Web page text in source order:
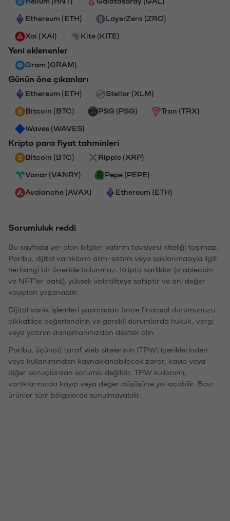
Ethereum (ETH) LayerZero (ZRO)
Xai (XAI) Kite (KITE)
Yeni eklenenler
Gram (GRAM)
Günün öne çıkanları
Ethereum (ETH) Stellar (XLM)
Bitcoin (BTC) PSG (PSG) Tron (TRX)
Waves (WAVES)
Kripto para fiyat tahminleri
Bitcoin (BTC) Ripple (XRP)
Vanar (VANRY) Pepe (PEPE)
Avalanche (AVAX) Ethereum (ETH)
Sorumluluk reddi
Bu sayfada yer alan bilgiler yatırım tavsiyesi niteliği taşımaz.
Paribu, dijital varlıkların alım-satımı veya saklanmasıyla ilgili
herhangi bir öneride bulunmaz. Kripto varlıklar (stablecoin
ve NFT'ler dahil), yüksek volatiliteye sahiptir ve ani değer
kayıpları yaşanabilir.
Dijital varlık işlemleri yapmadan önce finansal durumunuzu
dikkatlice değerlendirin ve gerekli durumlarda hukuk, vergi
veya yatırım danışmanınızdan destek alın.
Paribu, üçüncü taraf web sitelerinin (TPW) içeriklerinden
veya kullanımından kaynaklanabilecek zarar, kayıp veya
diğer sonuçlardan sorumlu değildir. TPW kullanımı,
varlıklarınızda kayıp veya değer düşüşüne yol açabilir. Bazı
ürünler tüm bölgelerde sunulmayabilir.